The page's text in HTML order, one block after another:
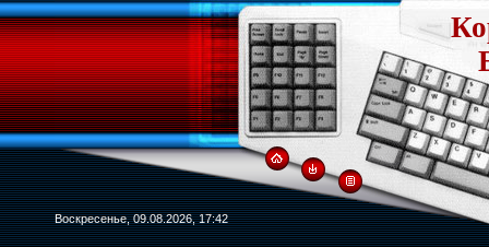
Воскресенье, 09.08.2026, 17:42